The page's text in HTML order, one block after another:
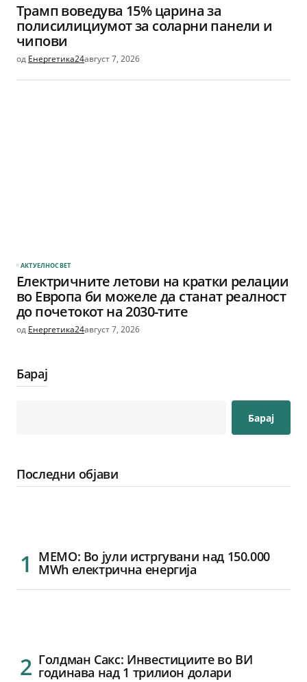
Трамп воведува 15% царина за
полисилициумот за соларни панели и
чипови
од Енергетика24август 7, 2026
АКТУЕЛНОСВЕТ
Електричните летови на кратки релации
во Европа би можеле да станат реалност
до почетокот на 2030-тите
од Енергетика24август 7, 2026
Барај
Барај
Последни објави
МЕМО: Во јули истргувани над 150.000
MWh електрична енергија
Голдман Сакс: Инвестициите во ВИ
годинава над 1 трилион долари